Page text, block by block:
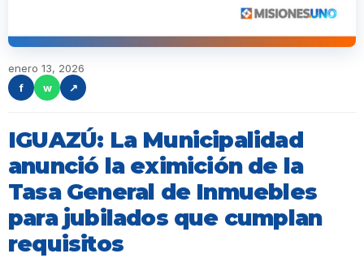
enero 13, 2026
f
w ↗
IGUAZÚ: La Municipalidad
anunció la eximición de la
Tasa General de Inmuebles
para jubilados que cumplan
requisitos